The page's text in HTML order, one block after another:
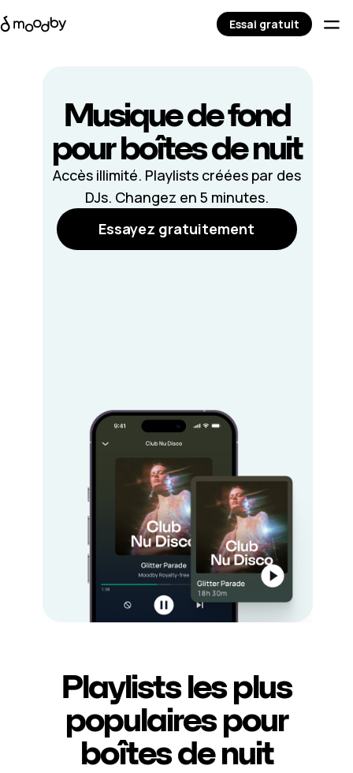
Musique de fond
pourboîtes de nuit
Accès illimité. Playlists créées par des
DJs. Changez en 5 minutes.
Essayez gratuitement
Playlists les plus
populaires pour
boîtes de nuit
Essai gratuit